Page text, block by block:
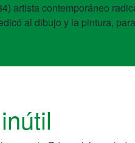
artista contemporáneo
al dibujo y la pintura,